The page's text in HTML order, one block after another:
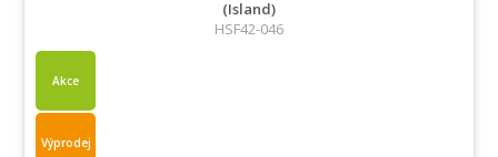
(Island)
HSF42-046
Akce
Výprodej